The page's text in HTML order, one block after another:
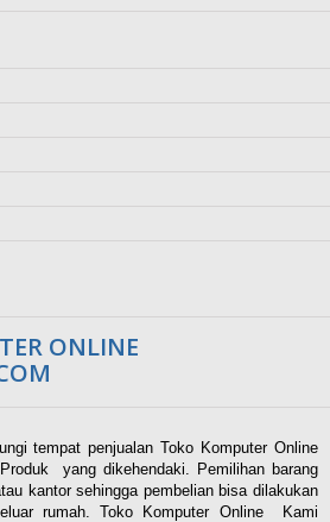
ONLINE
tempat penjualan Toko Komputer Online
yang dikehendaki. Pemilihan barang
kantor sehingga pembelian bisa dilakukan
rumah. Toko Komputer Online Kami